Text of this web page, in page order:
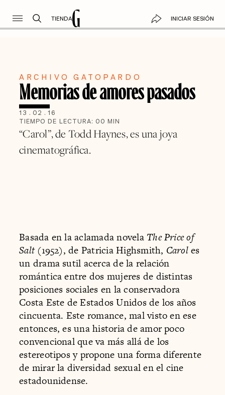
TIENDA INICIAR SESIÓN
ARCHIVO GATOPARDO
Memorias de amores pasados
13 . 02 . 16
TIEMPO DE LECTURA: 00 MIN
“Carol”, de Todd Haynes, es una joya
cinematográfica.
Basada en la aclamada novela The Price of
Salt(1952), de Patricia Highsmith, Caroles
un drama sutil acerca de la relación
romántica entre dos mujeres de distintas
posiciones sociales en la conservadora
Costa Este de Estados Unidos de los años
cincuenta. Este romance, mal visto en ese
entonces, es una historia de amor poco
convencional que va más allá de los
estereotipos y propone una forma diferente
de mirar la diversidad sexual en el cine
estadounidense.